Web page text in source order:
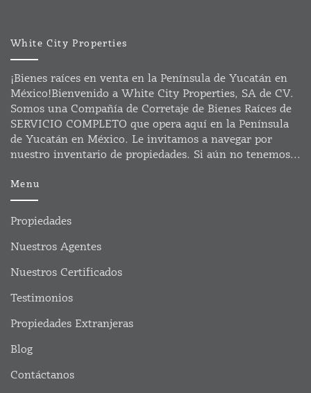
White City Properties
¡Bienes raíces en venta en la Península de Yucatán en
México!Bienvenido a White City Properties, SA de CV.
Somos una Compañía de Corretaje de Bienes Raíces de
SERVICIO COMPLETO que opera aquí en la Península
de Yucatán en México. Le invitamos a navegar por
nuestro inventario de propiedades. Si aún no tenemos...
Menu
Propiedades
Nuestros Agentes
Nuestros Certificados
Testimonios
Propiedades Extranjeras
Blog
Contáctanos